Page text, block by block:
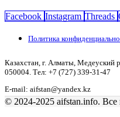
Facebook Instagram Threads
Политика
Казахстан, г. Алматы, Медеуский
050004. Тел: +7 (727) 339-31-47
E-mail: aifstan@yandex.kz
© 2024-2025 aifstan.info.